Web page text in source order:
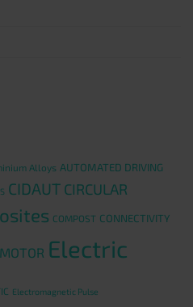
Alloys AUTOMATED DRIVING
CIDAUT CIRCULAR
COMPOST CONNECTIVITY
Electric
Electromagnetic Pulse